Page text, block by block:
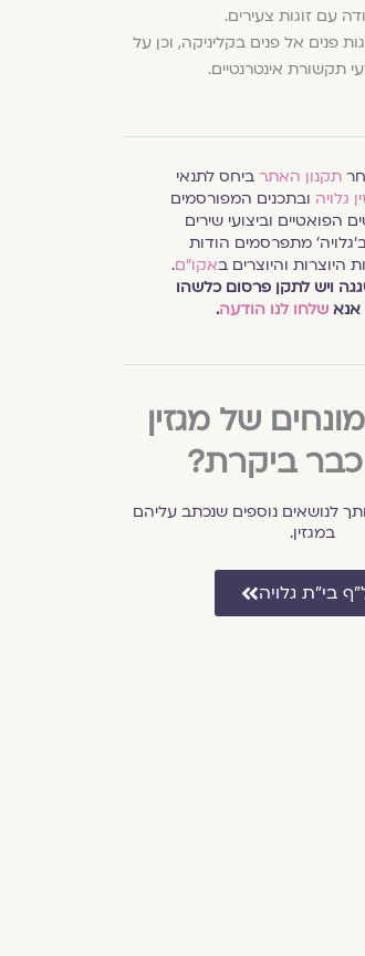
עם זוגות צעירים.
פנים אל פנים בקליניקה, וכן על
תקשורת אינטרנטיים.
תקנון האתר ביחס לתנאי
גלויה ובתכנים המפורסמים
הפואטיים וביצועי שירים
מתפרסמים הודות
היוצרות והיוצרים באקו״ם.
ויש לתקן פרסום כלשהו
אנא שלחו לנו הודעה.
של מגזין
כבר ביקרת?
לנושאים נוספים שנכתב עליהם
במגזין.
בי״ת גלויה